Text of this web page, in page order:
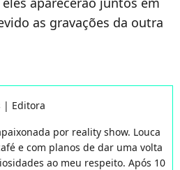
as gravações da outra
| Editora
por reality show. Louca
e com planos de dar uma volta
ao meu respeito. Após 10